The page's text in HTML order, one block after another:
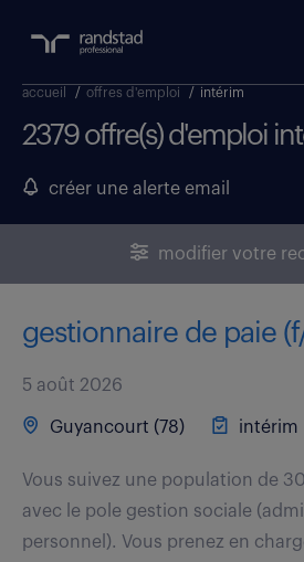
accueil / offres d'emploi / intérim
2379 offre(s) d'emploi
créer une alerte email
modifier votre
gestionnaire de paie
5 août 2026
Guyancourt (78) intérim
Vous suivez une population de
avec le pole gestion sociale
personnel). Vous prenez en